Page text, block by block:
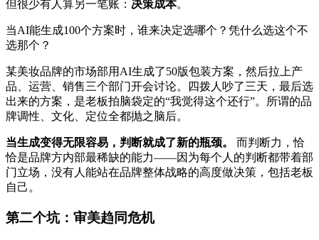
但很少有人算另一笔账： 决策成本。
当AI能生成100个方案时，谁来决定选哪个？凭什么选这个不
选那个？
某美妆品牌的市场部用AI生成了50版包装方案，然后拉上产
品、运营、销售三个部门开会讨论。四拨人吵了三天，最后选
出来的方案，是老板拍脑袋定的“我觉得这个还行”。所谓的品
牌调性、文化、定位全都抛之脑后。
当生成变得无限容易，判断就成了新的瓶颈。
而判断力，恰
恰是品牌方内部最稀缺的能力——因为每个人的判断都带着部
门立场，没有人能站在品牌整体战略的高度做决策，包括老板
自己。
第二个坑：审美趋同危机